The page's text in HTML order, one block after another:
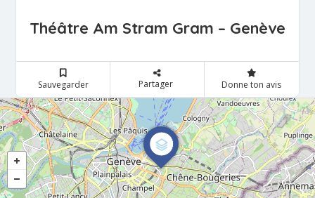
Théâtre Am Stram Gram – Genève
Sauvegarder Partager Donne ton avis